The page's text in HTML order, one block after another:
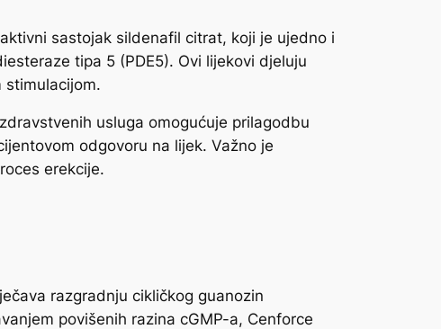
sastojak sildenafil citrat, koji je ujedno i
tipa 5 (PDE5). Ovi lijekovi djeluju
stimulacijom.
usluga omogućuje prilagodbu
odgovoru na lijek. Važno je
erekcije.
razgradnju cikličkog guanozin
povišenih razina cGMP-a, Cenforce